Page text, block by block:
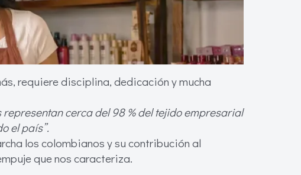
requiere disciplina, dedicación y mucha
representan cerca del 98 % del tejido empresarial
el país”.
los colombianos y su contribución al
que nos caracteriza.